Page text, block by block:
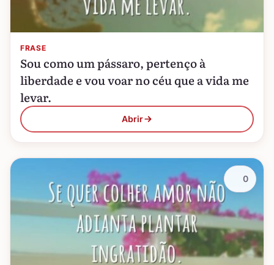
FRASE
Sou como um pássaro, pertenço à
liberdade e vou voar no céu que a vida me
levar.
Abrir
0